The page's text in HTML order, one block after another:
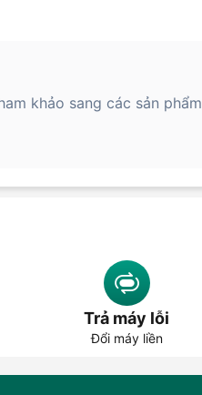
khảo sang các sản phẩm
Trả máy lỗi
Đổi máy liền